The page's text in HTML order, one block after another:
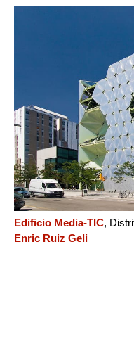
Edificio Media-TIC,
Enric Ruiz Geli